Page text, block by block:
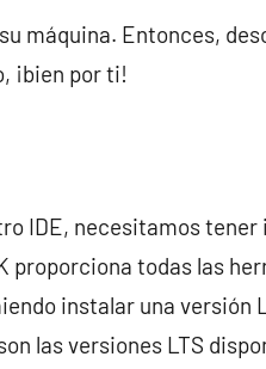
máquina. Entonces,
¡bien por ti!
IDE, necesitamos
proporciona todas las
instalar una versión
las versiones LTS